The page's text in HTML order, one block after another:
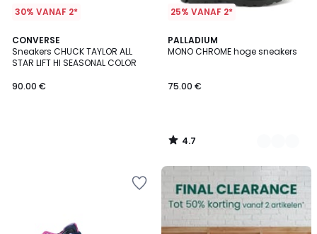
30% VANAF 2*
CONVERSE
Sneakers CHUCK TAYLOR ALL
STAR LIFT HI SEASONAL COLOR
90.00 €
25% VANAF 2*
PALLADIUM
MONO CHROME hoge sneakers
75.00 €
4.7
/ 5
3
Kleuren
4.7
/
FINAL
CLEARANCE